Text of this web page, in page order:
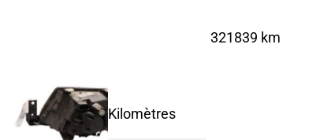
Kilomètres
321839 km